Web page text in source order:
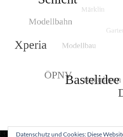
Datenschutz und Cookies: Diese